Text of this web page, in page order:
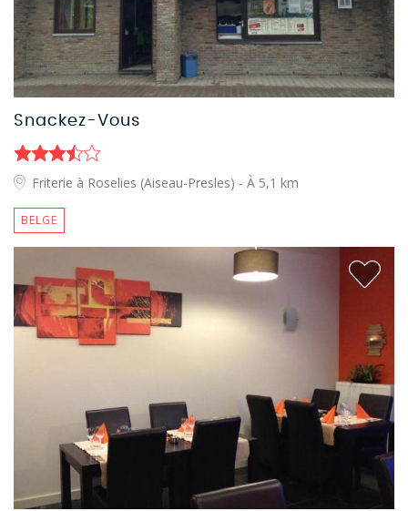
Snackez-Vous
Friterie à Roselies (Aiseau-Presles) - À 5,1 km
BELGE